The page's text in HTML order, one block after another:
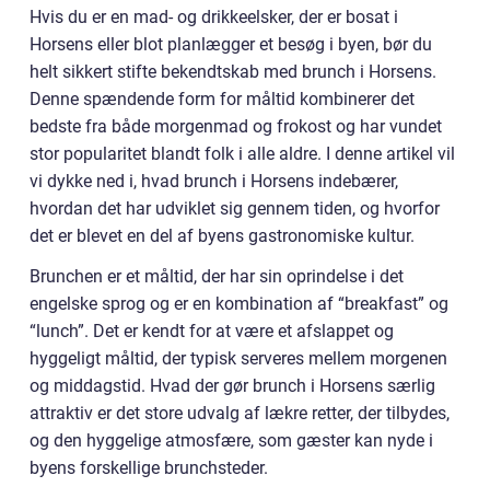
Hvis du er en mad- og drikkeelsker, der er bosat i
Horsens eller blot planlægger et besøg i byen, bør du
helt sikkert stifte bekendtskab med brunch i Horsens.
Denne spændende form for måltid kombinerer det
bedste fra både morgenmad og frokost og har vundet
stor popularitet blandt folk i alle aldre. I denne artikel vil
vi dykke ned i, hvad brunch i Horsens indebærer,
hvordan det har udviklet sig gennem tiden, og hvorfor
det er blevet en del af byens gastronomiske kultur.
Brunchen er et måltid, der har sin oprindelse i det
engelske sprog og er en kombination af “breakfast” og
“lunch”. Det er kendt for at være et afslappet og
hyggeligt måltid, der typisk serveres mellem morgenen
og middagstid. Hvad der gør brunch i Horsens særlig
attraktiv er det store udvalg af lækre retter, der tilbydes,
og den hyggelige atmosfære, som gæster kan nyde i
byens forskellige brunchsteder.